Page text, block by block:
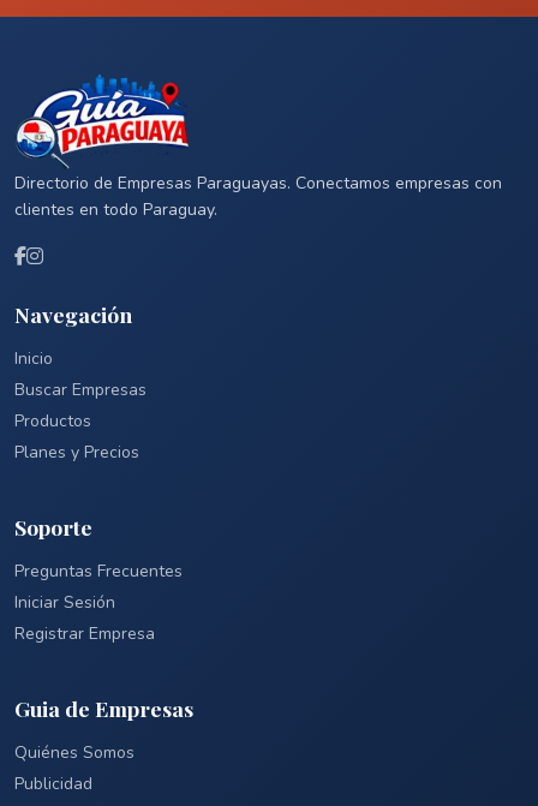
Directorio de Empresas Paraguayas. Conectamos empresas con
clientes en todo Paraguay.
Navegación
Inicio
Buscar Empresas
Productos
Planes y Precios
Soporte
Preguntas Frecuentes
Iniciar Sesión
Registrar Empresa
Guia de Empresas
Quiénes Somos
Publicidad